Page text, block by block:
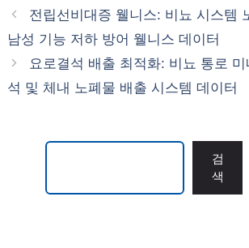
리
그
전립선비대증 웰니스: 비뇨 시스템
남성 기능 저하 방어 웰니스 데이터
요로결석 배출 최적화: 비뇨 통로
석 및 체내 노폐물 배출 시스템 데이터
검
색